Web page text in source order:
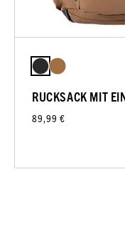
RUCKSACK MIT
89,99 €